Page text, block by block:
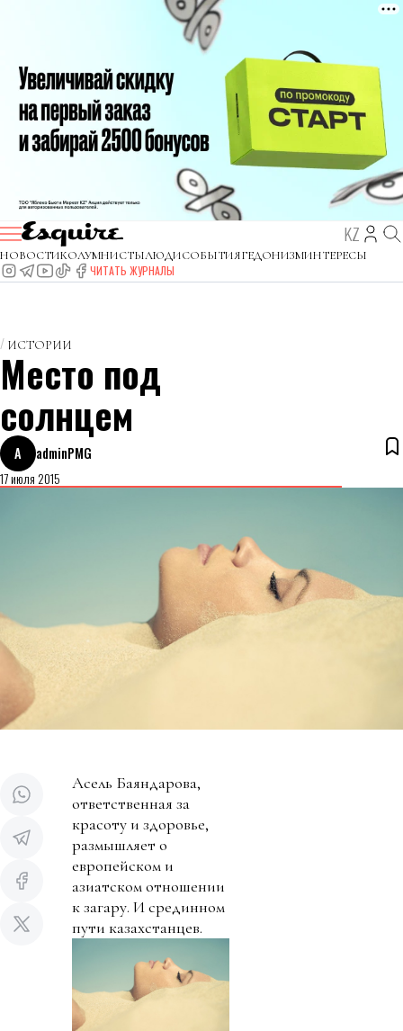
KZ
НОВОСТИКОЛУМНИСТЫЛЮДИСОБЫТИЯГЕДОНИЗМИНТЕРЕСЫ
ЧИТАТЬ ЖУРНАЛЫ
ИСТОРИИ
Место под
солнцем
A
adminPMG
17 июля 2015
Асель Баяндарова,
ответственная за
красоту и здоровье,
размышляет о
европейском и
азиатском отношении
к загару. И срединном
пути казахстанцев.